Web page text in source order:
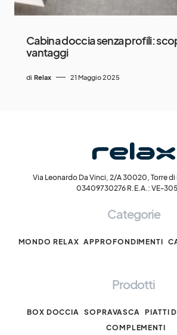
Cabina doccia senza profili:
vantaggi
di Relax 21 Maggio 2025
Via Leonardo Da Vinci, 2/A 30020, Torre di
03409730276 R.E.A.: VE-
Categorie
MONDO RELAX APPROFONDIMENTI
Prodotti
BOX DOCCIA SOPRAVASCA
PIATTI
COMPLEMENTI